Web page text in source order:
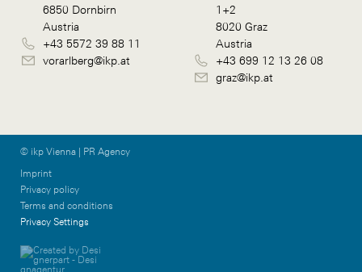
6850 Dornbirn
Austria
+43 5572 39 88 11
vorarlberg@ikp.at
1+2
8020 Graz
Austria
+43 699 12 13 26 08
graz@ikp.at
© ikp Vienna | PR Agency
Imprint
Privacy policy
Terms and conditions
Privacy Settings